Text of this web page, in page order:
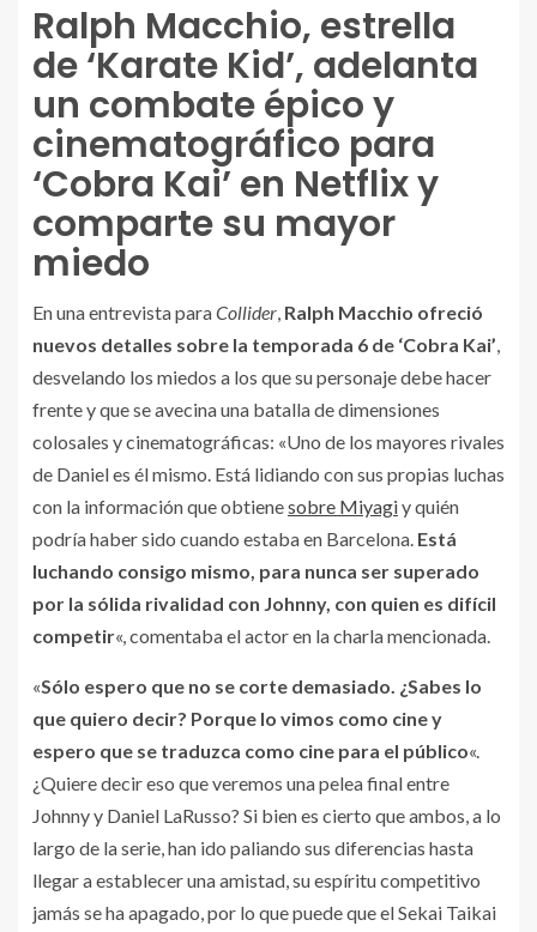
Ralph Macchio, estrella
de ‘Karate Kid’, adelanta
un combate épico y
cinematográfico para
‘Cobra Kai’ en Netflix y
comparte su mayor
miedo
En una entrevista paraCollider, Ralph Macchio ofreció
nuevos detalles sobre la temporada 6 de ‘Cobra Kai’,
desvelando los miedos a los que su personaje debe hacer
frente y que se avecina una batalla de dimensiones
colosales y cinematográficas: «Uno de los mayores rivales
de Daniel es él mismo. Está lidiando con sus propias luchas
con la información que obtienesobre Miyagiy quién
podría haber sido cuando estaba en Barcelona. Está
luchando consigo mismo, para nunca ser superado
por la sólida rivalidad con Johnny, con quien es difícil
competir«, comentaba el actor en la charla mencionada.
«Sólo espero que no se corte demasiado. ¿Sabes lo
que quiero decir? Porque lo vimos como cine y
espero que se traduzca como cine para el público«.
¿Quiere decir eso que veremos una pelea final entre
Johnny y Daniel LaRusso? Si bien es cierto que ambos, a lo
largo de la serie, han ido paliando sus diferencias hasta
llegar a establecer una amistad, su espíritu competitivo
jamás se ha apagado, por lo que puede que el Sekai Taikai